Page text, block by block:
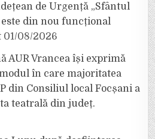
de Urgență „Sfântul
din nou funcțional
01/08/2026
AUR Vrancea își exprimă
în care majoritatea
din Consiliul local Focșani a
teatrală din județ.